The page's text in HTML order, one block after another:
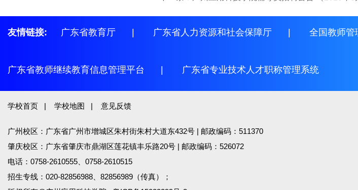
友情链接: 广东省教育厅 广东省人力资源和社会保障厅 全国教师管
广东省教师继续教育信息管理平台 广东省专业技术人才职称管理系统
学校首页 | 学校地图 | 意见反馈
广州校区：广东省广州市增城区朱村街朱村大道东432号 | 邮政编码：511370
肇庆校区：广东省肇庆市鼎湖区莲花镇丰乐路20号 | 邮政编码：526072
电话：0758-2610555、0758-2610515
招生专线：020-82856988、82856989（传真）；